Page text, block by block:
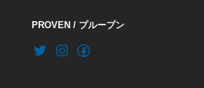
PROVEN / プループン